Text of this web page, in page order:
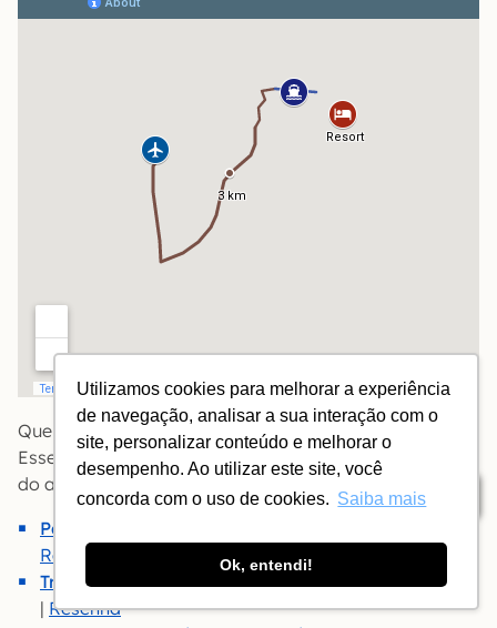
Utilizamos cookies para melhorar a experiência
de navegação, analisar a sua interação com o
site, personalizar conteúdo e melhorar o
desempenho. Ao utilizar este site, você
concorda com o uso de cookies. Saiba mais
Ok, entendi!
Índice
Quer evitar uma viagem entre o aeroporto e o resort?
Esses são os resorts situados a no máximo meia hora
do aeroporto mais próximo:
Patachocas
Resenha
Transamérica (all-in)| Comandatuba (BA) |Booking
| Resenha